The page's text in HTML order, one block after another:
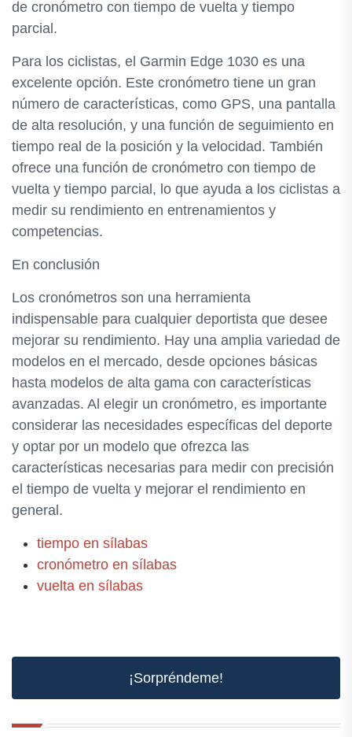
de cronómetro con tiempo de vuelta y tiempo
parcial.
Para los ciclistas, el Garmin Edge 1030 es una
excelente opción. Este cronómetro tiene un gran
número de características, como GPS, una pantalla
de alta resolución, y una función de seguimiento en
tiempo real de la posición y la velocidad. También
ofrece una función de cronómetro con tiempo de
vuelta y tiempo parcial, lo que ayuda a los ciclistas a
medir su rendimiento en entrenamientos y
competencias.
En conclusión
Los cronómetros son una herramienta
indispensable para cualquier deportista que desee
mejorar su rendimiento. Hay una amplia variedad de
modelos en el mercado, desde opciones básicas
hasta modelos de alta gama con características
avanzadas. Al elegir un cronómetro, es importante
considerar las necesidades específicas del deporte
y optar por un modelo que ofrezca las
características necesarias para medir con precisión
el tiempo de vuelta y mejorar el rendimiento en
general.
tiempo en sílabas
cronómetro en sílabas
vuelta en sílabas
¡Sorpréndeme!